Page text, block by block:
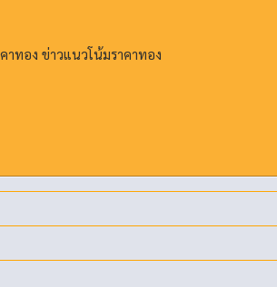
ทอง ข่าวแนวโน้มราคาทอง